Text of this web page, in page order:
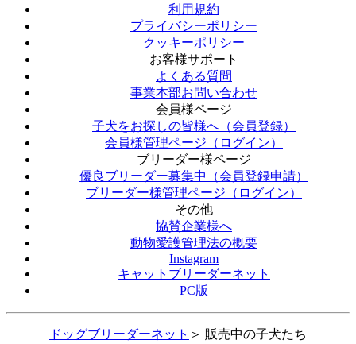
利用規約
プライバシーポリシー
クッキーポリシー
お客様サポート
よくある質問
事業本部お問い合わせ
会員様ページ
子犬をお探しの皆様へ（会員登録）
会員様管理ページ（ログイン）
ブリーダー様ページ
優良ブリーダー募集中（会員登録申請）
ブリーダー様管理ページ（ログイン）
その他
協賛企業様へ
動物愛護管理法の概要
Instagram
キャットブリーダーネット
PC版
ドッグブリーダーネット ＞ 販売中の子犬たち